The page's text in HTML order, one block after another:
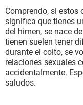
Comprendo, si
significa que tienes
del himen, se nace
tienen suelen tener
durante el coito, se
relaciones sexuales
accidentalmente.
saludos.